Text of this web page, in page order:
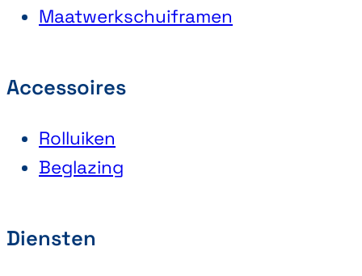
Maatwerkschuiframen
Accessoires
Rolluiken
Beglazing
Diensten